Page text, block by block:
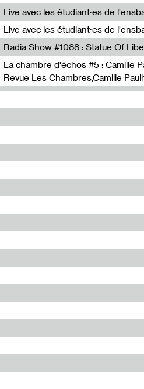
Radio Panik
Live avec les étudiant·es de
Live avec les étudiant·es de
Resonance
La chambre d'échos #5 : Camille
Revue Les Chambres,Camille